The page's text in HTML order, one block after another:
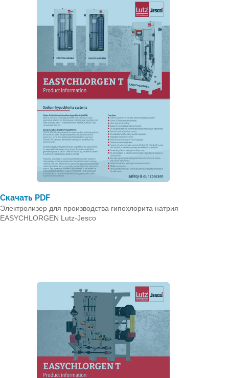
Скачать PDF
Электролизер для производства гипохлорита натрия
EASYCHLORGEN Lutz-Jesco